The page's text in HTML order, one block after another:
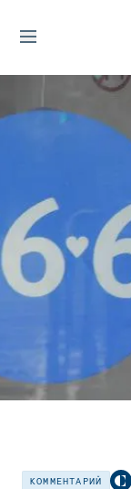
КОММЕНТАРИЙ